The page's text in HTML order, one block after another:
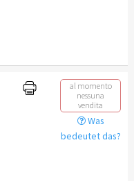
al momento
nessuna
vendita
Was
bedeutet das?